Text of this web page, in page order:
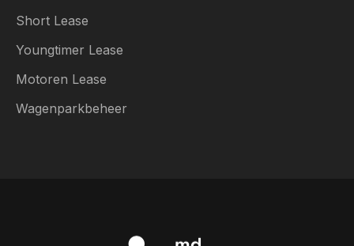
Short Lease
Youngtimer Lease
Motoren Lease
Wagenparkbeheer